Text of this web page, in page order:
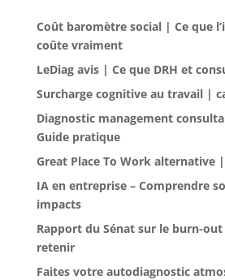
Coût baromètre social | Ce que
coûte vraiment
LeDiag avis | Ce que DRH et
Surcharge cognitive au travail |
Diagnostic management
Guide pratique
Great Place To Work alternative |
IA en entreprise – Comprendre
impacts
Rapport du Sénat sur le burn-
retenir
Faites votre autodiagnostic